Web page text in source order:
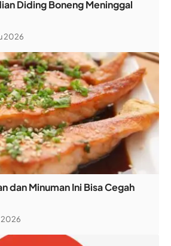
Diding Boneng Meninggal
2026
dan Minuman Ini Bisa Cegah
2026